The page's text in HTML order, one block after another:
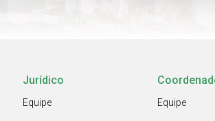
Jurídico
Equipe Equipe